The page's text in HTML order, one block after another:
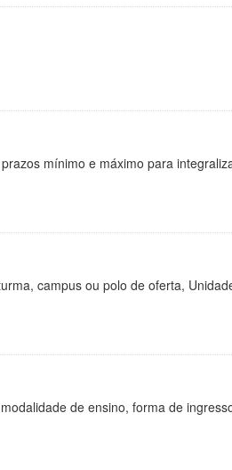
mínimo e máximo para
campus ou polo de oferta,
de ensino, forma de